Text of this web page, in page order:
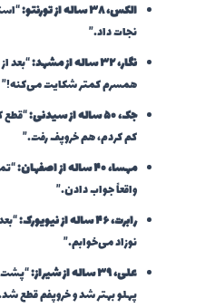
الکس، ۳۸ ساله از تورنتو:
نجات داد.”
نگار، ۳۲ ساله از مشهد:
“بعد
همسرم کمتر شکایت می‌کنه!”
جک، ۵۰ ساله از سیدنی:
“قطع
کم کردم، هم خروپف رفت.”
مهسا، ۴۰ ساله از اصفهان:
واقعاً جواب دادن.”
رابرت، ۴۶ ساله از نیویورک:
نوزاد می‌خوابم.”
علی، ۳۹ ساله از شیراز:
“پشت
پهلو بهتر شد و خروپفم قطع